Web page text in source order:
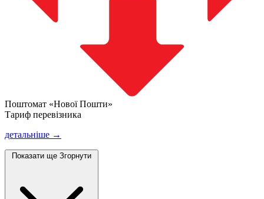
Поштомат «Нової Пошти»
Тариф перевізника
детальніше →
Показати ще Згорнути